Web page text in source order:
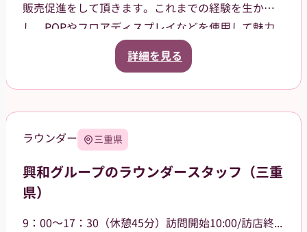
販売促進をして頂きます。これまでの経験を生か
し、POPやフロアディスプレイなどを使用して魅力
的な売場作りをお願いします。また、商品や稼働に
関する研修などは、事前に担当者から数日間行いま
を担当していただきます。2026年12月31日までを予
り）。
詳細を見る
ラウンダー 三重県
興和グループのラウンダースタッフ（三重
県）
9：00～17：30（休憩45分）訪問開始10:00/訪店終了17:00